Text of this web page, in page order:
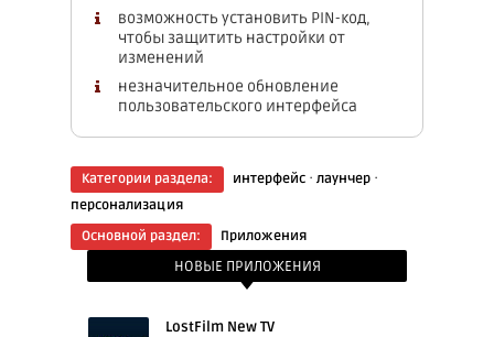
возможность установить PIN-код,
чтобы защитить настройки от
изменений
незначительное обновление
пользовательского интерфейса
Категории раздела: интерфейс · лаунчер ·
персонализация
Основной раздел:
Приложения
НОВЫЕ ПРИЛОЖЕНИЯ
LostFilm New TV